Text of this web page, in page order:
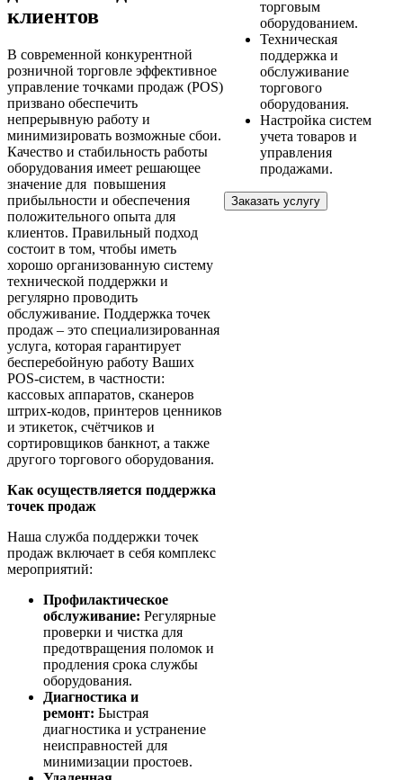
клиентов
В современной конкурентной
розничной торговле эффективное
управление точками продаж (POS)
призвано обеспечить
непрерывную работу и
минимизировать возможные сбои.
Качество и стабильность работы
оборудования имеет решающее
значение для повышения
прибыльности и обеспечения
положительного опыта для
клиентов. Правильный подход
состоит в том, чтобы иметь
хорошо организованную систему
технической поддержки и
регулярно проводить
обслуживание. Поддержка точек
продаж – это специализированная
услуга, которая гарантирует
бесперебойную работу Ваших
POS-систем, в частности:
кассовых аппаратов, сканеров
штрих-кодов, принтеров ценников
и этикеток, счётчиков и
сортировщиков банкнот, а также
другого торгового оборудования.
Как осуществляется поддержка
точек продаж
Наша служба поддержки точек
продаж включает в себя комплекс
мероприятий:
Профилактическое
обслуживание: Регулярные
проверки и чистка для
предотвращения поломок и
продления срока службы
оборудования.
Диагностика и
ремонт: Быстрая
диагностика и устранение
неисправностей для
минимизации простоев.
торговым
оборудованием.
Техническая
поддержка и
обслуживание
торгового
оборудования.
Настройка систем
учета товаров и
управления
продажами.
Заказать услугу